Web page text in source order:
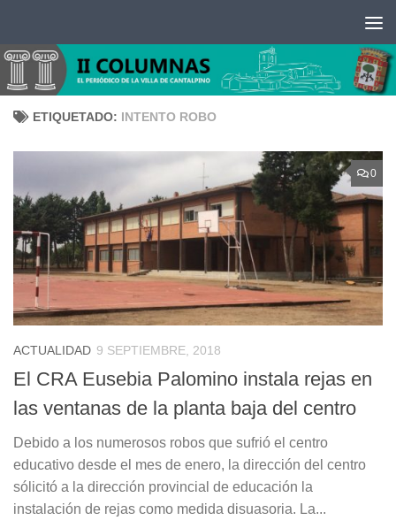
ETIQUETADO: INTENTO ROBO
0
ACTUALIDAD 9 SEPTIEMBRE, 2018
El CRA Eusebia Palomino instala rejas en
las ventanas de la planta baja del centro
Debido a los numerosos robos que sufrió el centro
educativo desde el mes de enero, la dirección del centro
sólicitó a la dirección provincial de educación la
instalación de rejas como medida disuasoria. La...